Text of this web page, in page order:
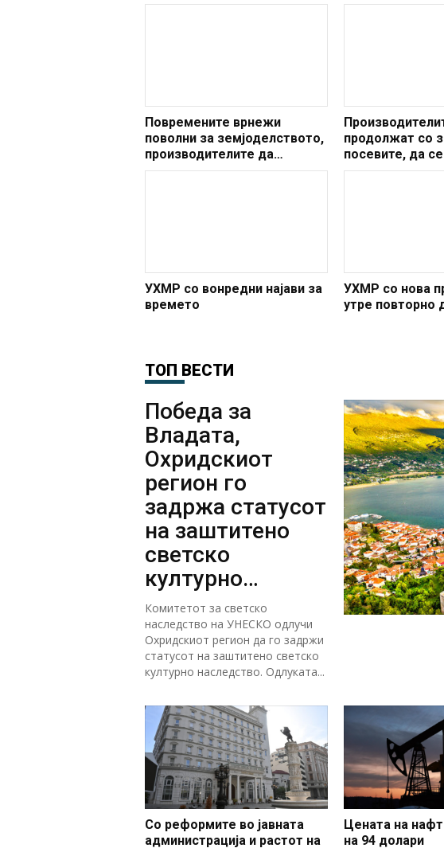
Повремените врнежи
поволни за земјоделството,
производителите да
преземаат мерки против
продолжат со
посевите, да
пластениците
УХМР со вонредни најави за
времето
УХМР со нова
утре повторно
ТОП ВЕСТИ
Победа за
Владата,
Охридскиот
регион го
задржа статусот
на заштитено
светско
културно
наследство
Комитетот за светско
наследство на УНЕСКО одлучи
Охридскиот регион да го задржи
статусот на заштитено светско
културно наследство. Одлуката...
Со реформите во јавната
администрација и растот на
Цената на
на 94 долари